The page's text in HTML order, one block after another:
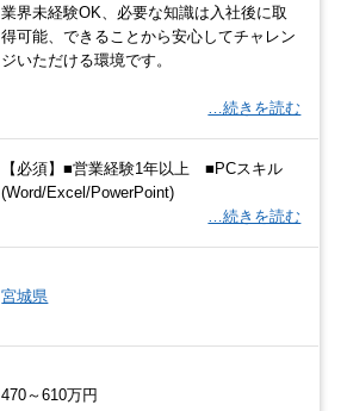
業界未経験OK、必要な知識は⼊社後に取
得可能、できることから安⼼してチャレン
ジいただける環境です。
…続きを読む
【必須】■営業経験1年以上 ■PCスキル
(Word/Excel/PowerPoint)
…続きを読む
宮城県
470～610万円